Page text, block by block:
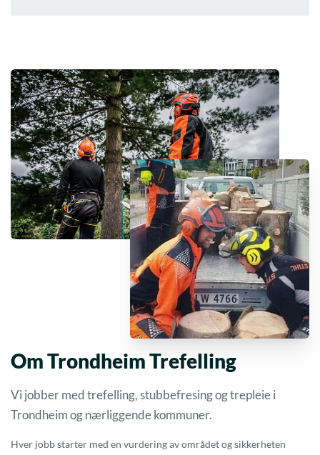
Om Trondheim Trefelling
Vi jobber med trefelling, stubbefresing og trepleie i
Trondheim og nærliggende kommuner.
Hver jobb starter med en vurdering av området og sikkerheten